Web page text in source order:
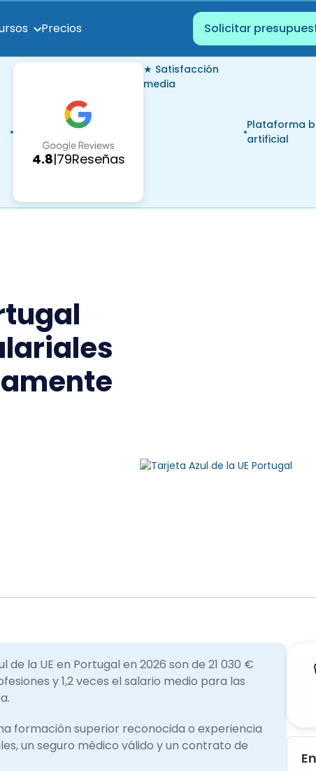
Precios Solicitar
4.8|79Reseñas
★ Satisfacción
media
Plataforma
artificial
la UE en Portugal en 2026 son de 21 030 €
y 1,2 veces el salario medio para las
formación superior reconocida o experiencia
un seguro médico válido y un contrato de